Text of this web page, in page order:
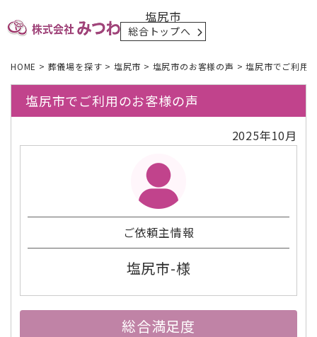
塩尻市
総合トップへ
HOME > 葬儀場を探す > 塩尻市 > 塩尻市のお客様の声 >塩尻市でご利用
塩尻市でご利用のお客様の声
2025年10月
ご依頼主情報
塩尻市-様
総合満足度